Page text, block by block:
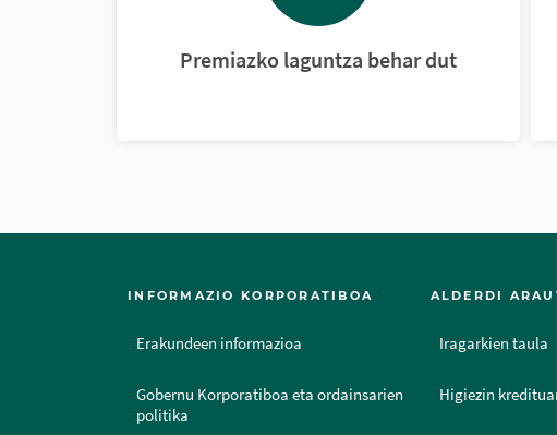
Premiazko laguntza behar dut
INFORMAZIO KORPORATIBOA
Erakundeen informazioa
Gobernu Korporatiboa eta ordainsarien
politika
ALDERDI
Iragarkien taula
Higiezin